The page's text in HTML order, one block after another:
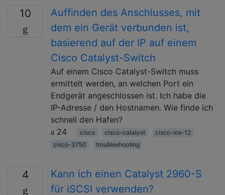
10
Auffinden des Anschlusses, mit
dem ein Gerät verbunden ist,
basierend auf der IP auf einem
Cisco Catalyst-Switch
Auf einem Cisco Catalyst-Switch muss
ermittelt werden, an welchen Port ein
Endgerät angeschlossen ist. Ich habe die
IP-Adresse / den Hostnamen. Wie finde ich
schnell den Hafen?
24
cisco cisco-catalyst
cisco-ios-12
cisco-3750
troubleshooting
4
Kann ich einen Catalyst 2960-S
für iSCSI verwenden?